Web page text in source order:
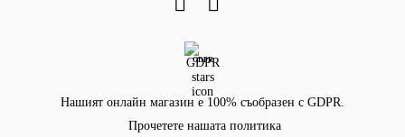
GDPR
Нашият онлайн магазин е 100% съобразен с GDPR.
Прочетете нашата политика